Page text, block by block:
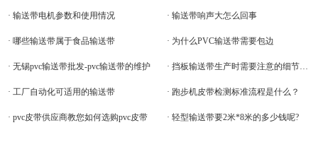
· 输送带电机参数和使用情况 · 输送带响声大怎么回事
· 哪些输送带属于食品输送带 · 为什么PVC输送带需要包边
· 无锡pvc输送带批发-pvc输送带的维护 · 挡板输送带生产时需要注意的细节有哪些
· 工厂自动化可适用的输送带 · 跑步机皮带检测标准流程是什么？
· pvc皮带供应商教您如何选购pvc皮带 · 轻型输送带要2米*8米的多少钱呢?